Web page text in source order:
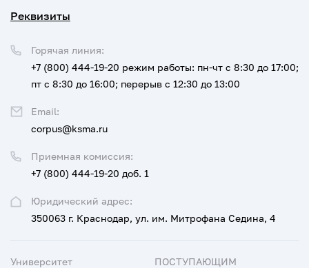
Реквизиты
Юридический адрес:
350063 г. Краснодар, ул. им. Митрофана Седина, 4
Приемная комиссия:
+7 (800) 444-19-20 доб. 1
Горячая линия:
+7 (800) 444-19-20 режим работы: пн-чт с 8:30 до 17:00;
пт с 8:30 до 16:00; перерыв с 12:30 до 13:00
Email:
corpus@ksma.ru
Университет ПОСТУПАЮЩИМ